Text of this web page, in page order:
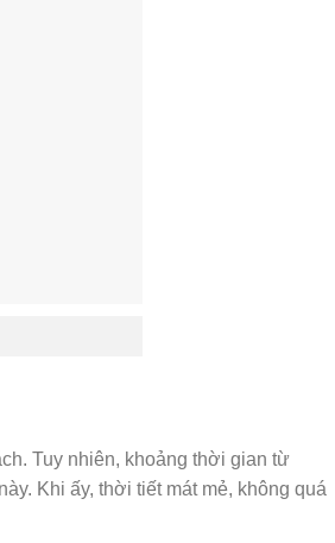
Tuy nhiên, khoảng thời gian từ
Khi ấy, thời tiết mát mẻ, không quá